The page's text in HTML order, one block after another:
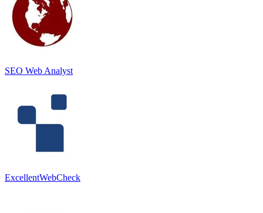
SEO Web Analyst
ExcellentWebCheck